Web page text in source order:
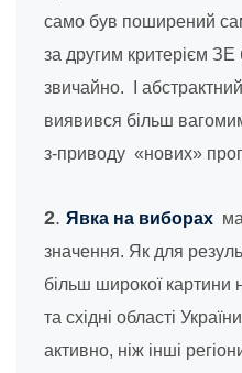
само був поширений
за другим критерієм ЗЕ
звичайно. І
виявився більш
з-приводу «нових»
2. Явка на виборах
значення. Як для
більш широкої картини
та східні області
активно, ніж інші